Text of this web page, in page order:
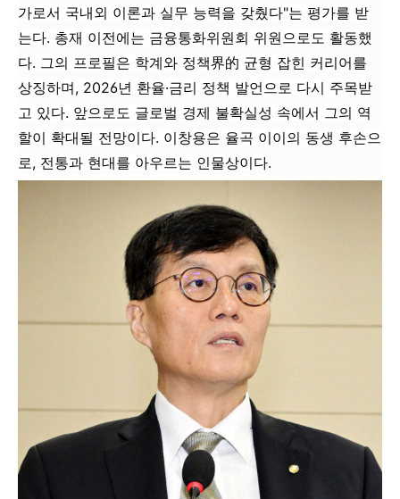
가로서 국내외 이론과 실무 능력을 갖췄다"는 평가를 받
는다. 총재 이전에는 금융통화위원회 위원으로도 활동했
다. 그의 프로필은 학계와 정책界的 균형 잡힌 커리어를
상징하며, 2026년 환율·금리 정책 발언으로 다시 주목받
고 있다. 앞으로도 글로벌 경제 불확실성 속에서 그의 역
할이 확대될 전망이다. 이창용은 율곡 이이의 동생 후손으
로, 전통과 현대를 아우르는 인물상이다.